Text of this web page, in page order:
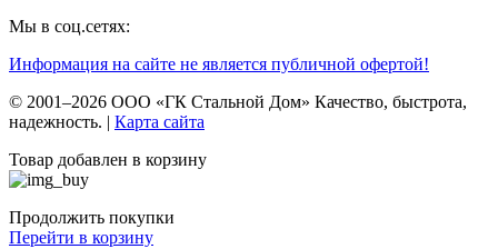
Мы в соц.сетях:
Информация на сайте не является публичной офертой!
© 2001–2026 ООО «ГК Стальной Дом» Качество, быстрота,
надежность. | Карта сайта
Товар добавлен в корзину
Продолжить покупки
Перейти в корзину